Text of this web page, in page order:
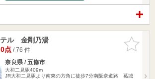
お気に入
りに追加
テル 金剛乃湯
点/ 76 件
奈良県 / 五條市
大和二見駅409m
JR大和二見駅より南東の方角に徒歩7分南阪奈道路 葛城